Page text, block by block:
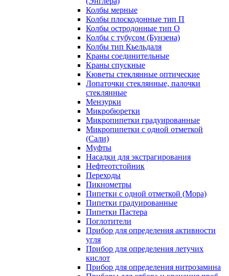
Колбы мерные
Колбы плоскодонные тип П
Колбы остродонные тип О
Колбы с тубусом (Бунзена)
Колбы тип Кьельдаля
Краны соединительные
Краны спускные
Кюветы стеклянные оптические
Лопаточки стеклянные, палочки
стеклянные
Мензурки
Микробюретки
Микропипетки градуированные
Микропипетки с одной отметкой
(Сали)
Муфты
Насадки для экстрагирования
Нефтеотстойник
Переходы
Пикнометры
Пипетки с одной отметкой (Мора)
Пипетки градуированные
Пипетки Пастера
Поглотители
Прибор для определения активности
угля
Прибор для определения летучих
кислот
Прибор для определения нитрозамина